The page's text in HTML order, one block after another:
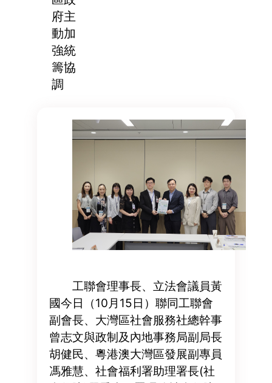
府主
動加
強統
籌協
調
工聯會理事長、立法會議員黃
國今日（10月15日）聯同工聯會
副會長、大灣區社會服務社總幹事
曾志文與政制及內地事務局副局長
胡健民、粵港澳大灣區發展副專員
馮雅慧、社會福利署助理署長(社